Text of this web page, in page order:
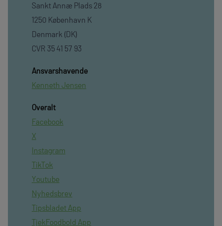
Sankt Annæ Plads 28
1250 København K
Denmark (DK)
CVR 35 41 57 93
Ansvarshavende
Kenneth Jensen
Overalt
Facebook
X
Instagram
TikTok
Youtube
Nyhedsbrev
Tipsbladet App
TjekFoodbold App